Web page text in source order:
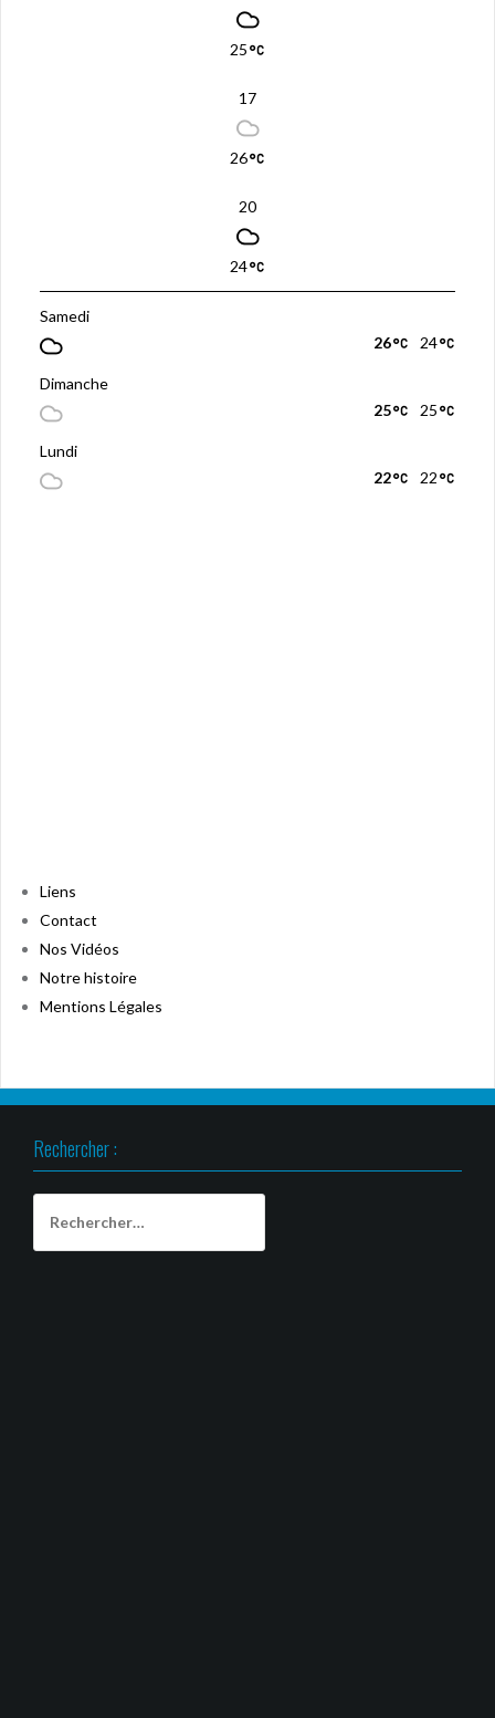
25
17
26
20
24
Samedi
24
26
Dimanche
25
25
Lundi
22
22
Liens
Contact
Nos Vidéos
Notre histoire
Mentions Légales
Rechercher :